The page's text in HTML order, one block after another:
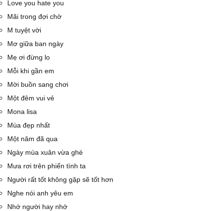
Love you hate you
Mãi trong đợi chờ
M tuyệt vời
Mơ giữa ban ngày
Mẹ ơi đừng lo
Mỗi khi gần em
Mời buồn sang chơi
Một đêm vui vẻ
Mona lisa
Mùa đẹp nhất
Một năm đã qua
Ngày mùa xuân vừa ghé
Mưa rơi trên phiến tình ta
Người rất tốt không gặp sẽ tốt hơn
Nghe nói anh yêu em
Nhớ người hay nhớ